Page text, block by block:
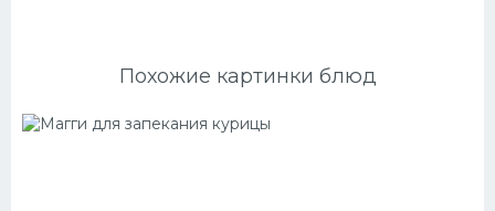
Похожие картинки блюд